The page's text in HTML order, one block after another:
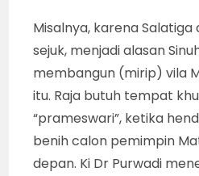
Misalnya, karena
sejuk, menjadi alasan
membangun (mirip) vila
itu. Raja butuh tempat
“prameswari”, ketika
benih calon pemimpin
depan. Ki Dr Purwadi